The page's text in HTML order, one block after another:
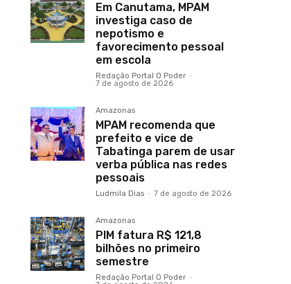
Em Canutama, MPAM
investiga caso de
nepotismo e
favorecimento pessoal
em escola
Redação Portal O Poder -
7 de agosto de 2026
Amazonas
MPAM recomenda que
prefeito e vice de
Tabatinga parem de usar
verba pública nas redes
pessoais
Ludmila Dias - 7 de agosto de 2026
Amazonas
PIM fatura R$ 121,8
bilhões no primeiro
semestre
Redação Portal O Poder -